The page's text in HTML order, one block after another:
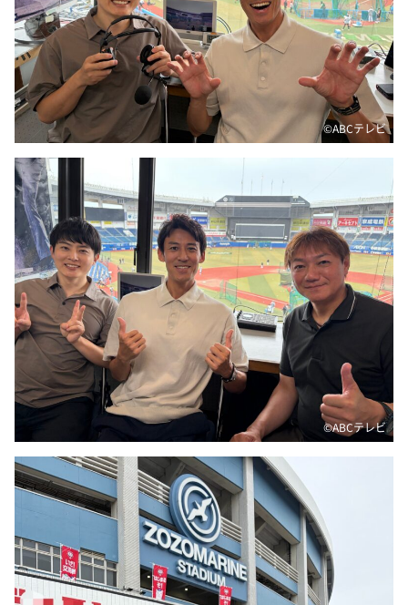
DAIGOも台所 ～きょうの献立 何にする？～
本日はダイアンなり！シーズン２
朝だ！生です旅サラダ
教えて！ニュースライブ 正義のミカタ
ＬＩＦＥ～夢のカタチ～
新婚さんいらっしゃい！
ポツンと一軒家
ザキ山小屋本館
ぺこぱのまるスポ
アナ回覧板
©ABCテレビ
©ABCテレビ